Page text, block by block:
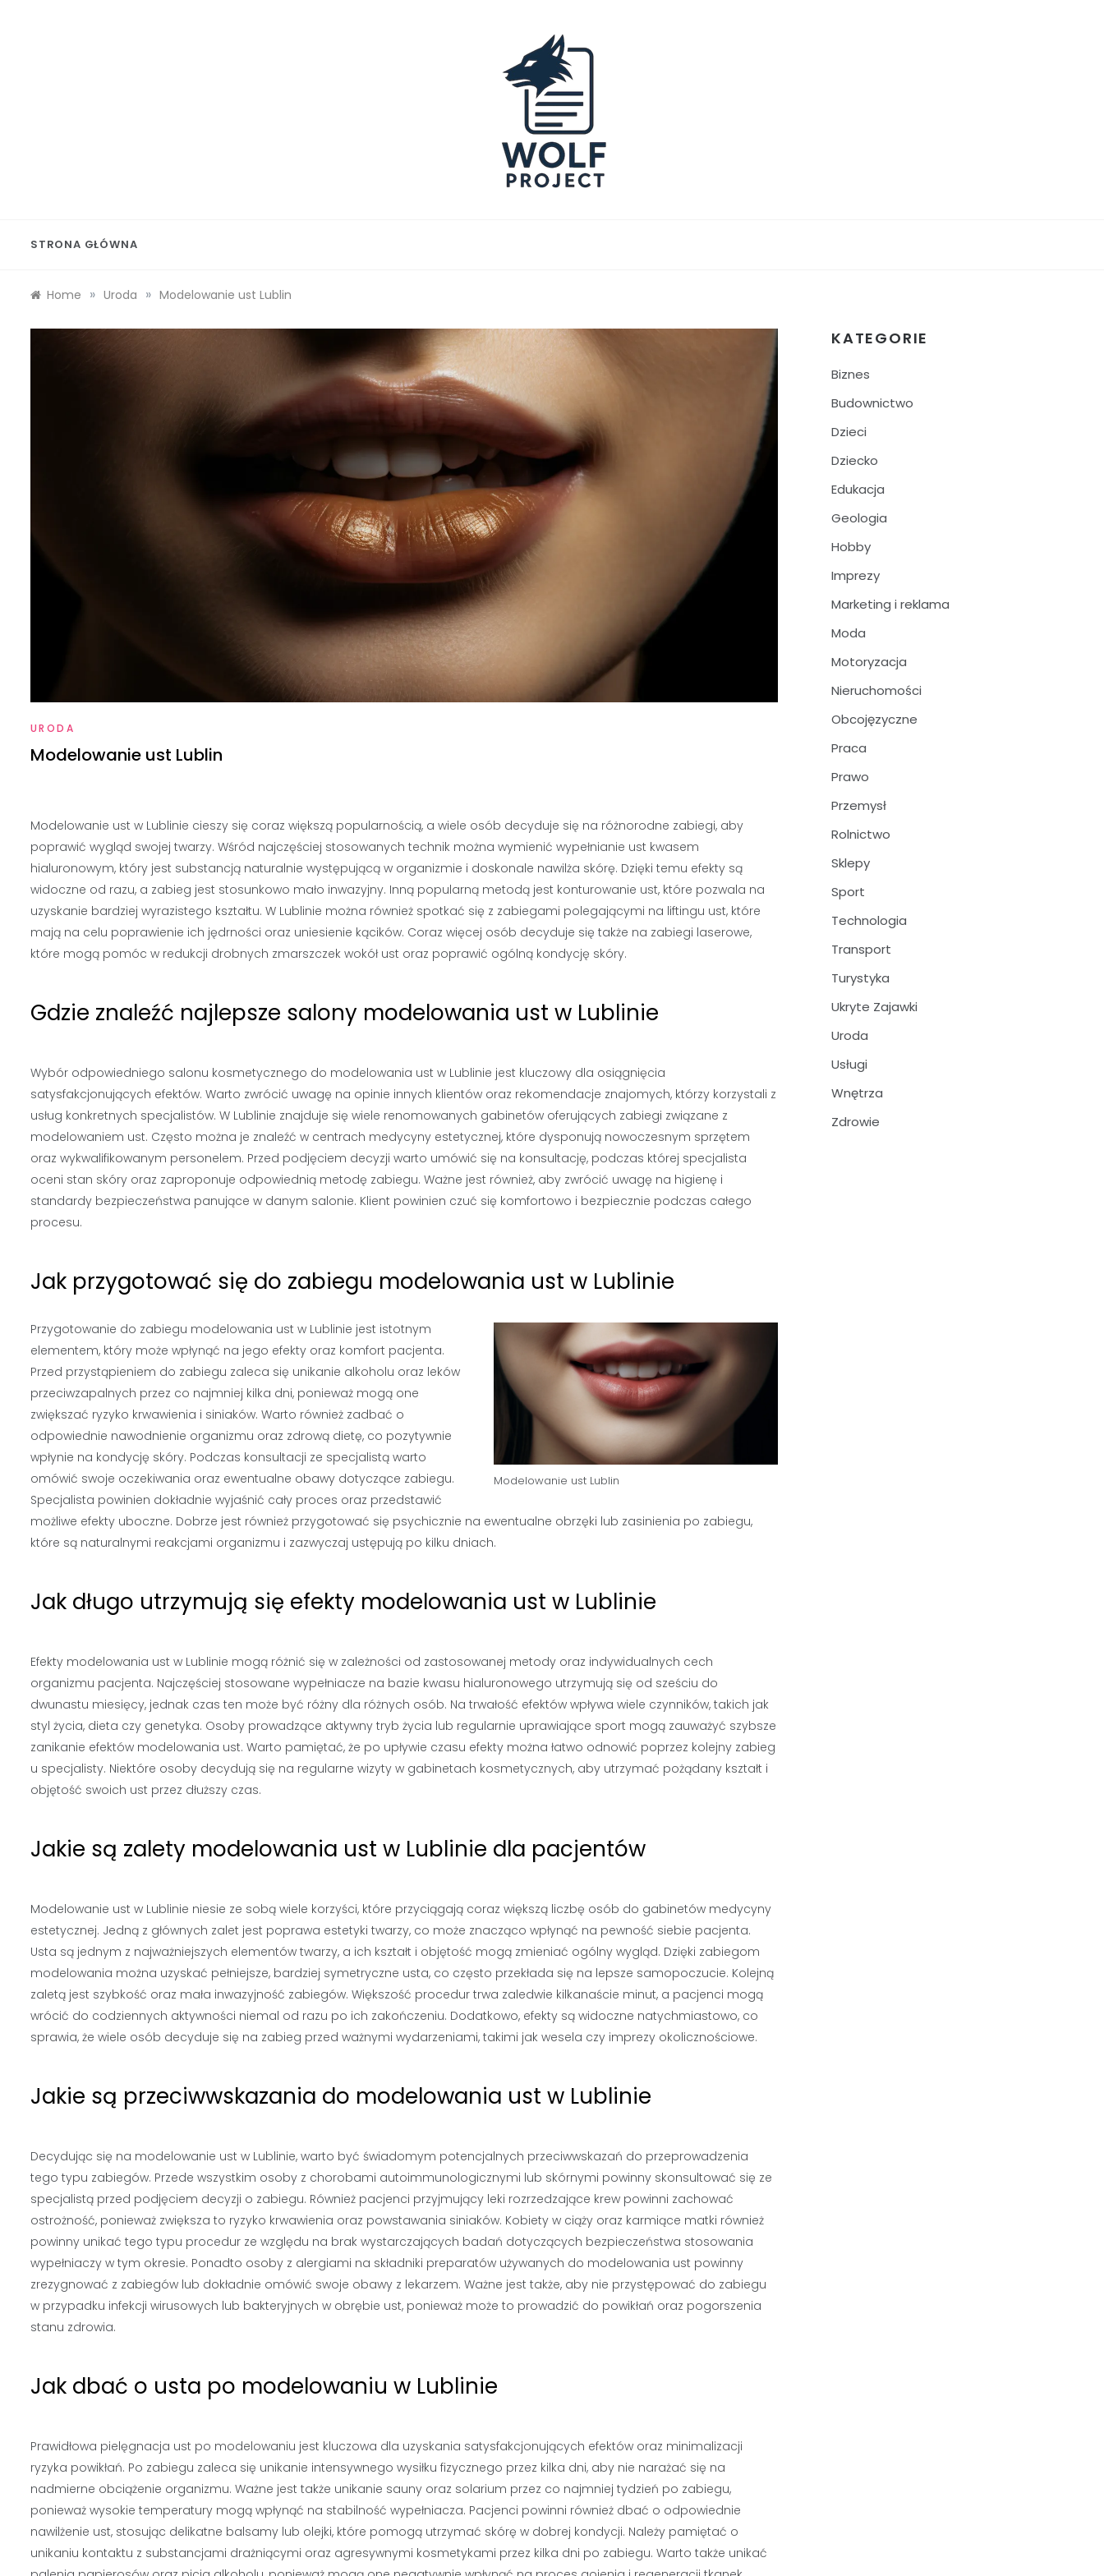
STRONA GŁÓWNA
Home » Uroda » Modelowanie ust Lublin
URODA
Modelowanie ust Lublin
Modelowanie ust w Lublinie cieszy się coraz większą popularnością, a wiele osób decyduje się na różnorodne zabiegi, aby
poprawić wygląd swojej twarzy. Wśród najczęściej stosowanych technik można wymienić wypełnianie ust kwasem
hialuronowym, który jest substancją naturalnie występującą w organizmie i doskonale nawilża skórę. Dzięki temu efekty są
widoczne od razu, a zabieg jest stosunkowo mało inwazyjny. Inną popularną metodą jest konturowanie ust, które pozwala na
uzyskanie bardziej wyrazistego kształtu. W Lublinie można również spotkać się z zabiegami polegającymi na liftingu ust, które
mają na celu poprawienie ich jędrności oraz uniesienie kącików. Coraz więcej osób decyduje się także na zabiegi laserowe,
które mogą pomóc w redukcji drobnych zmarszczek wokół ust oraz poprawić ogólną kondycję skóry.
Gdzie znaleźć najlepsze salony modelowania ust w Lublinie
Wybór odpowiedniego salonu kosmetycznego do modelowania ust w Lublinie jest kluczowy dla osiągnięcia
satysfakcjonujących efektów. Warto zwrócić uwagę na opinie innych klientów oraz rekomendacje znajomych, którzy korzystali z
usług konkretnych specjalistów. W Lublinie znajduje się wiele renomowanych gabinetów oferujących zabiegi związane z
modelowaniem ust. Często można je znaleźć w centrach medycyny estetycznej, które dysponują nowoczesnym sprzętem
oraz wykwalifikowanym personelem. Przed podjęciem decyzji warto umówić się na konsultację, podczas której specjalista
oceni stan skóry oraz zaproponuje odpowiednią metodę zabiegu. Ważne jest również, aby zwrócić uwagę na higienę i
standardy bezpieczeństwa panujące w danym salonie. Klient powinien czuć się komfortowo i bezpiecznie podczas całego
procesu.
Jak przygotować się do zabiegu modelowania ust w Lublinie
Modelowanie ust Lublin
Przygotowanie do zabiegu modelowania ust w Lublinie jest istotnym
elementem, który może wpłynąć na jego efekty oraz komfort pacjenta.
Przed przystąpieniem do zabiegu zaleca się unikanie alkoholu oraz leków
przeciwzapalnych przez co najmniej kilka dni, ponieważ mogą one
zwiększać ryzyko krwawienia i siniaków. Warto również zadbać o
odpowiednie nawodnienie organizmu oraz zdrową dietę, co pozytywnie
wpłynie na kondycję skóry. Podczas konsultacji ze specjalistą warto
omówić swoje oczekiwania oraz ewentualne obawy dotyczące zabiegu.
Specjalista powinien dokładnie wyjaśnić cały proces oraz przedstawić
możliwe efekty uboczne. Dobrze jest również przygotować się psychicznie na ewentualne obrzęki lub zasinienia po zabiegu,
które są naturalnymi reakcjami organizmu i zazwyczaj ustępują po kilku dniach.
Jak długo utrzymują się efekty modelowania ust w Lublinie
Efekty modelowania ust w Lublinie mogą różnić się w zależności od zastosowanej metody oraz indywidualnych cech
organizmu pacjenta. Najczęściej stosowane wypełniacze na bazie kwasu hialuronowego utrzymują się od sześciu do
dwunastu miesięcy, jednak czas ten może być różny dla różnych osób. Na trwałość efektów wpływa wiele czynników, takich jak
styl życia, dieta czy genetyka. Osoby prowadzące aktywny tryb życia lub regularnie uprawiające sport mogą zauważyć szybsze
zanikanie efektów modelowania ust. Warto pamiętać, że po upływie czasu efekty można łatwo odnowić poprzez kolejny zabieg
u specjalisty. Niektóre osoby decydują się na regularne wizyty w gabinetach kosmetycznych, aby utrzymać pożądany kształt i
objętość swoich ust przez dłuższy czas.
Jakie są zalety modelowania ust w Lublinie dla pacjentów
Modelowanie ust w Lublinie niesie ze sobą wiele korzyści, które przyciągają coraz większą liczbę osób do gabinetów medycyny
estetycznej. Jedną z głównych zalet jest poprawa estetyki twarzy, co może znacząco wpłynąć na pewność siebie pacjenta.
Usta są jednym z najważniejszych elementów twarzy, a ich kształt i objętość mogą zmieniać ogólny wygląd. Dzięki zabiegom
modelowania można uzyskać pełniejsze, bardziej symetryczne usta, co często przekłada się na lepsze samopoczucie. Kolejną
zaletą jest szybkość oraz mała inwazyjność zabiegów. Większość procedur trwa zaledwie kilkanaście minut, a pacjenci mogą
wrócić do codziennych aktywności niemal od razu po ich zakończeniu. Dodatkowo, efekty są widoczne natychmiastowo, co
sprawia, że wiele osób decyduje się na zabieg przed ważnymi wydarzeniami, takimi jak wesela czy imprezy okolicznościowe.
Jakie są przeciwwskazania do modelowania ust w Lublinie
Decydując się na modelowanie ust w Lublinie, warto być świadomym potencjalnych przeciwwskazań do przeprowadzenia
tego typu zabiegów. Przede wszystkim osoby z chorobami autoimmunologicznymi lub skórnymi powinny skonsultować się ze
specjalistą przed podjęciem decyzji o zabiegu. Również pacjenci przyjmujący leki rozrzedzające krew powinni zachować
ostrożność, ponieważ zwiększa to ryzyko krwawienia oraz powstawania siniaków. Kobiety w ciąży oraz karmiące matki również
powinny unikać tego typu procedur ze względu na brak wystarczających badań dotyczących bezpieczeństwa stosowania
wypełniaczy w tym okresie. Ponadto osoby z alergiami na składniki preparatów używanych do modelowania ust powinny
zrezygnować z zabiegów lub dokładnie omówić swoje obawy z lekarzem. Ważne jest także, aby nie przystępować do zabiegu
w przypadku infekcji wirusowych lub bakteryjnych w obrębie ust, ponieważ może to prowadzić do powikłań oraz pogorszenia
stanu zdrowia.
Jak dbać o usta po modelowaniu w Lublinie
Prawidłowa pielęgnacja ust po modelowaniu jest kluczowa dla uzyskania satysfakcjonujących efektów oraz minimalizacji
ryzyka powikłań. Po zabiegu zaleca się unikanie intensywnego wysiłku fizycznego przez kilka dni, aby nie narażać się na
nadmierne obciążenie organizmu. Ważne jest także unikanie sauny oraz solarium przez co najmniej tydzień po zabiegu,
ponieważ wysokie temperatury mogą wpłynąć na stabilność wypełniacza. Pacjenci powinni również dbać o odpowiednie
nawilżenie ust, stosując delikatne balsamy lub olejki, które pomogą utrzymać skórę w dobrej kondycji. Należy pamiętać o
unikaniu kontaktu z substancjami drażniącymi oraz agresywnymi kosmetykami przez kilka dni po zabiegu. Warto także unikać
KATEGORIE
Biznes
Budownictwo
Dzieci
Dziecko
Edukacja
Geologia
Hobby
Imprezy
Marketing i reklama
Moda
Motoryzacja
Nieruchomości
Obcojęzyczne
Praca
Prawo
Przemysł
Rolnictwo
Sklepy
Sport
Technologia
Transport
Turystyka
Ukryte Zajawki
Uroda
Usługi
Wnętrza
Zdrowie